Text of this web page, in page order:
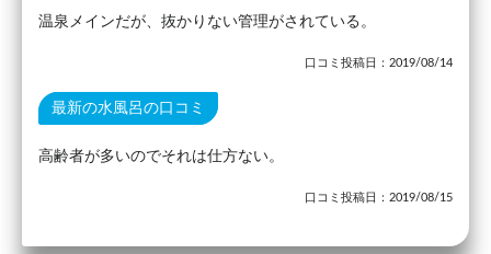
温泉メインだが、抜かりない管理がされている。
口コミ投稿日：2019/08/14
最新の水風呂の口コミ
高齢者が多いのでそれは仕方ない。
口コミ投稿日：2019/08/15